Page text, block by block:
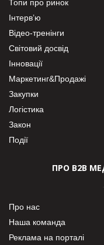
Топи про ринок
Інтерв’ю
Відео-тренінги
Світовий досвід
Інновації
Маркетинг&Продажі
Закупки
Логістика
Закон
Події
ПРО В2В
Про нас
Наша команда
Реклама на порталі